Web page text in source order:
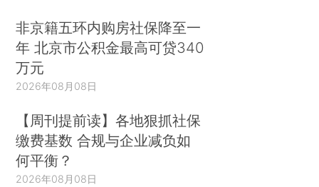
非京籍五环内购房社保降至一
年 北京市公积金最高可贷340
万元
2026年08月08日
【周刊提前读】各地狠抓社保
缴费基数 合规与企业减负如
何平衡？
2026年08月08日